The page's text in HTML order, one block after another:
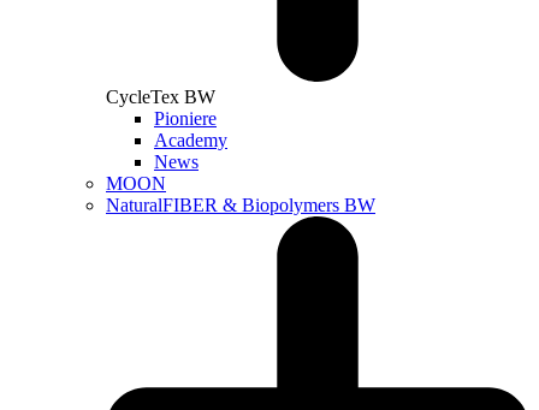
CycleTex BW
Pioniere
Academy
News
MOON
NaturalFIBER & Biopolymers BW